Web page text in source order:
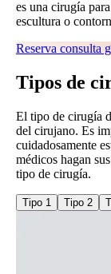
es una cirugía
escultura o
Reserva consulta
Tipos de
El tipo de cirugía
del cirujano. Es
cuidadosamente
médicos hagan
tipo de cirugía.
Tipo 1 Tipo 2